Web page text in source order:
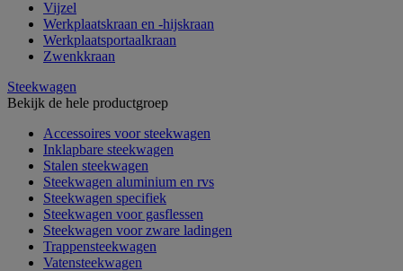
Vijzel
Werkplaatskraan en -hijskraan
Werkplaatsportaalkraan
Zwenkkraan
Steekwagen
Bekijk de hele productgroep
Accessoires voor steekwagen
Inklapbare steekwagen
Stalen steekwagen
Steekwagen aluminium en rvs
Steekwagen specifiek
Steekwagen voor gasflessen
Steekwagen voor zware ladingen
Trappensteekwagen
Vatensteekwagen